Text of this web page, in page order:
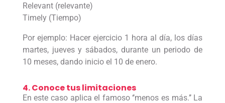
Relevant (relevante)
Timely (Tiempo)
Por ejemplo: Hacer ejercicio 1 hora al día, los días
martes, jueves y sábados, durante un periodo de
10 meses, dando inicio el 10 de enero.
4. Conoce tus limitaciones
En este caso aplica el famoso ‘’menos es más.’’ La